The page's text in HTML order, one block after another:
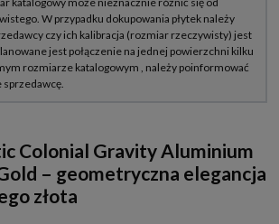
Colonial Gravity Aluminium
– geometryczna elegancja
złota